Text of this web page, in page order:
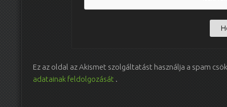
Ez az oldal az Akismet szolgáltatást használja a spam
adatainak feldolgozását .